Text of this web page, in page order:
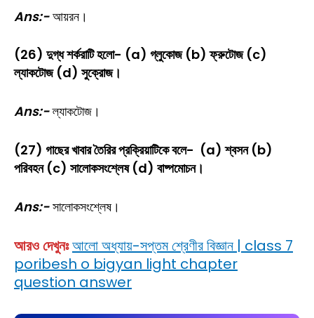
Ans:-আয়রন।
(26) দুগ্ধ শর্করাটি হলো- (a) গ্লুকোজ (b) ফ্রুটোজ (c)
ল্যাকটোজ (d) সুক্রোজ।
Ans:-ল্যাকটোজ।
(27) গাছের খাবার তৈরির প্রক্রিয়াটিকে বলে- (a) শ্বসন (b)
পরিবহন (c) সালোকসংশ্লেষ (d) বাষ্পমোচন।
Ans:-সালোকসংশ্লেষ।
আরও দেখুনঃআলো অধ্যায়-সপ্তম শ্রেণীর বিজ্ঞান | class 7
poribesh o bigyan light chapter
question answer